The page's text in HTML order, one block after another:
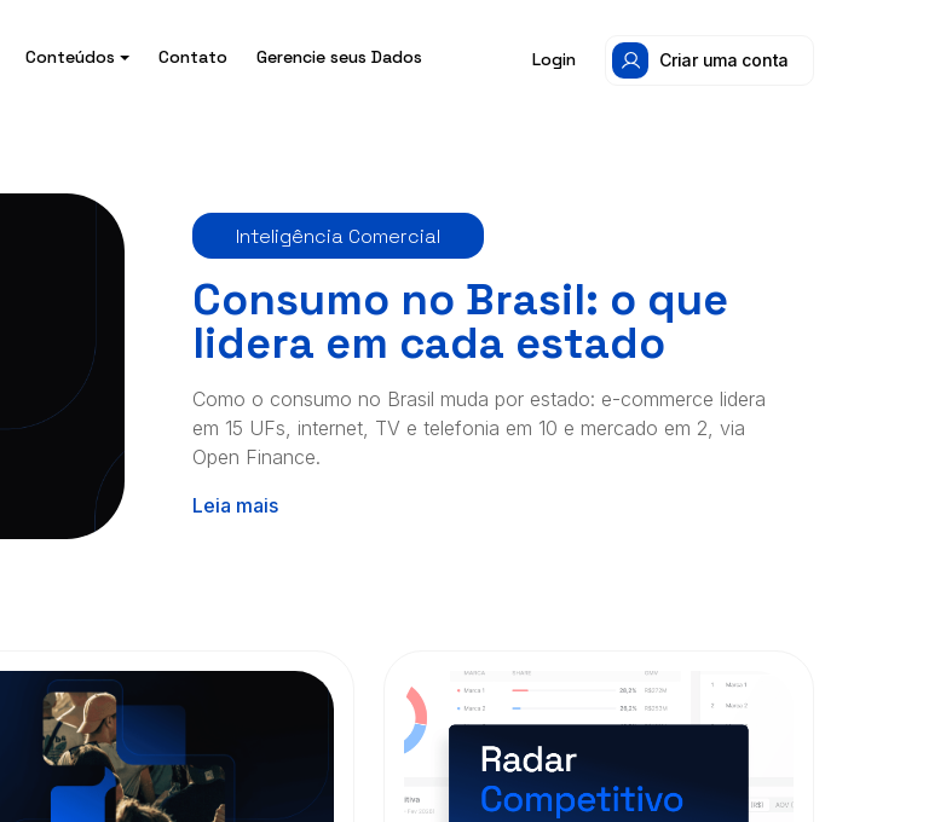
Conteúdos Contato Gerencie seus Dados Login Criar uma conta
Inteligência Comercial
Consumo no Brasil: o que
lidera em cada estado
Como o consumo no Brasil muda por estado: e-commerce lidera
em 15 UFs, internet, TV e telefonia em 10 e mercado em 2, via
Open Finance.
Leia mais